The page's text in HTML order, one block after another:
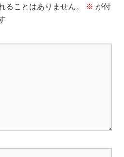
ることはありません。 ※ が付